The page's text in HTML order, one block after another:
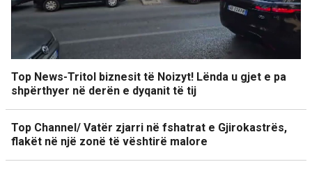
Top News-Tritol biznesit të Noizyt! Lënda u gjet e pa
shpërthyer në derën e dyqanit të tij
Top Channel/ Vatër zjarri në fshatrat e Gjirokastrës,
flakët në një zonë të vështirë malore